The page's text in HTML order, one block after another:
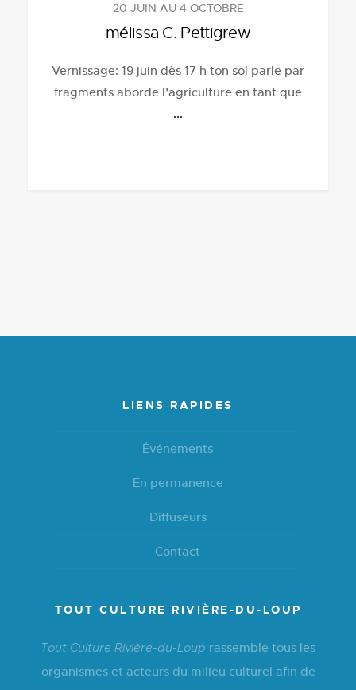
20 JUIN AU 4 OCTOBRE
mélissa C. Pettigrew
Vernissage: 19 juin dès 17 h ton sol parle par
fragments aborde l’agriculture en tant que
...
LIENS RAPIDES
Événements
En permanence
Diffuseurs
Contact
TOUT CULTURE RIVIÈRE-DU-LOUP
Tout Culture Rivière-du-Loup rassemble tous les
organismes et acteurs du milieu culturel afin de